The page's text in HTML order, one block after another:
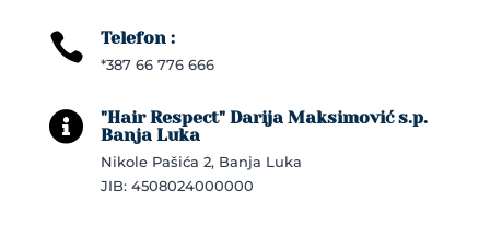
 Telefon :
*387 66 776 666

"Hair Respect" Darija Maksimović s.p.
Banja Luka
Nikole Pašića 2, Banja Luka
JIB: 4508024000000